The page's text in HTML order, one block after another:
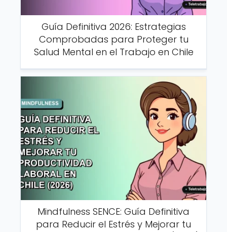
Guía Definitiva 2026: Estrategias
Comprobadas para Proteger tu
Salud Mental en el Trabajo en Chile
Mindfulness SENCE: Guía Definitiva
para Reducir el Estrés y Mejorar tu